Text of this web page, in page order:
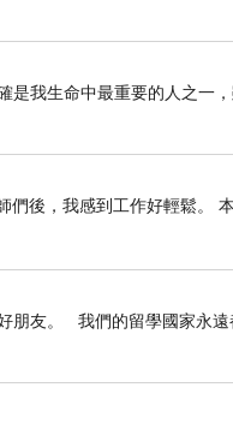
我生命中最重要的人之一
後，我感到工作好輕鬆。
朋友。 我們的留學國家永